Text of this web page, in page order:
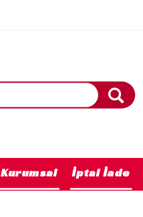
İptal İade
Kurumsal